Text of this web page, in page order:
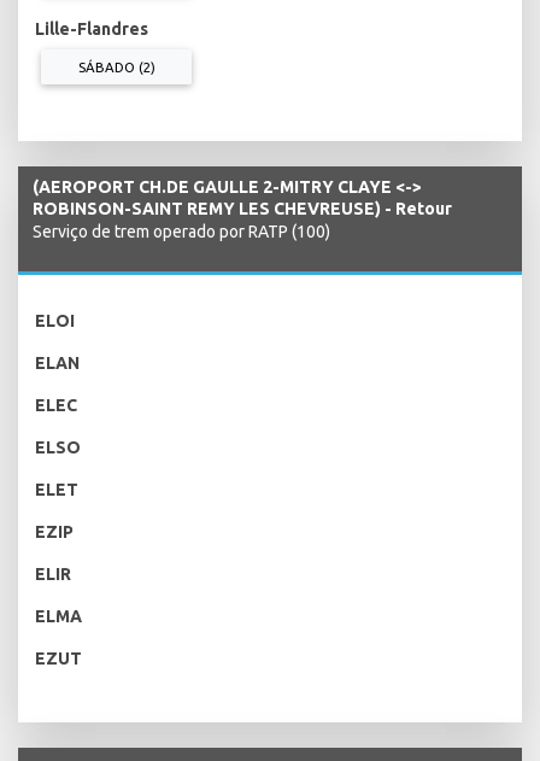
Lille-Flandres
SÁBADO (2)
(AEROPORT CH.DE GAULLE 2-MITRY CLAYE <->
ROBINSON-SAINT REMY LES CHEVREUSE) - Retour
Serviço de trem operado por RATP (100)
ELOI
ELAN
ELEC
ELSO
ELET
EZIP
ELIR
ELMA
EZUT